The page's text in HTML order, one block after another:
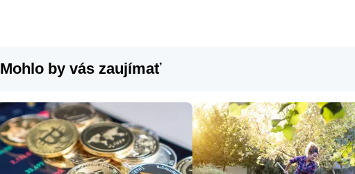
Mohlo by vás zaujímať